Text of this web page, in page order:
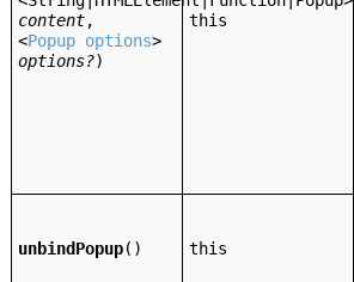
content,
<Popup options>
options?)
this
unbindPopup() this